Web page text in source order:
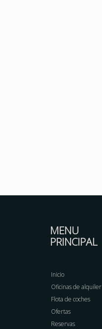
MENU
PRINCIPAL
Inicio
Oficinas de alquiler
Flota de coches
Ofertas
Reservas